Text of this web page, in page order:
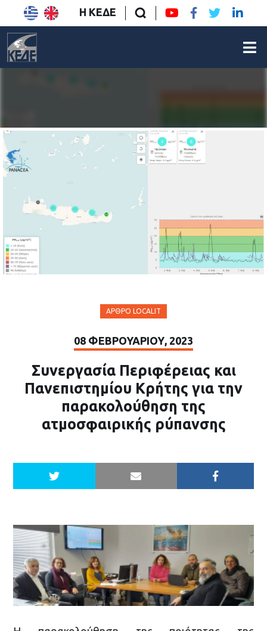
Η ΚΕΔΕ
ΆΡΘΡΟ LOCALIT
08 ΦΕΒΡΟΥΑΡΊΟΥ, 2023
Συνεργασία Περιφέρειας και
Πανεπιστημίου Κρήτης για την
παρακολούθηση της
ατμοσφαιρικής ρύπανσης